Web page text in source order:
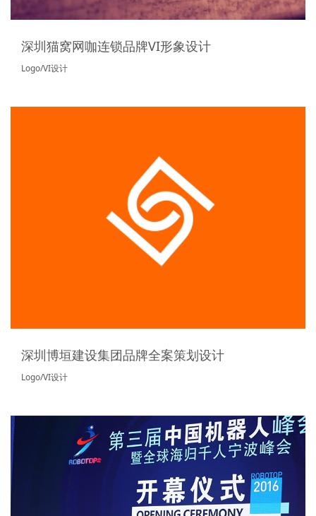
深圳猫窝网咖连锁品牌VI形象设计
Logo/VI设计
深圳博垣建设集团品牌全案策划设计
Logo/VI设计